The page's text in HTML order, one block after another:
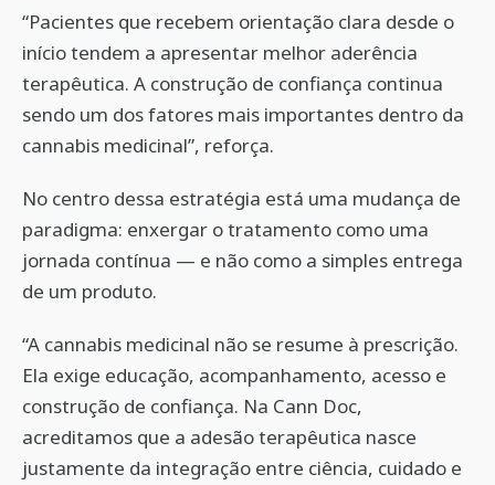
“Pacientes que recebem orientação clara desde o
início tendem a apresentar melhor aderência
terapêutica. A construção de confiança continua
sendo um dos fatores mais importantes dentro da
cannabis medicinal”, reforça.
No centro dessa estratégia está uma mudança de
paradigma: enxergar o tratamento como uma
jornada contínua — e não como a simples entrega
de um produto.
“A cannabis medicinal não se resume à prescrição.
Ela exige educação, acompanhamento, acesso e
construção de confiança. Na Cann Doc,
acreditamos que a adesão terapêutica nasce
justamente da integração entre ciência, cuidado e